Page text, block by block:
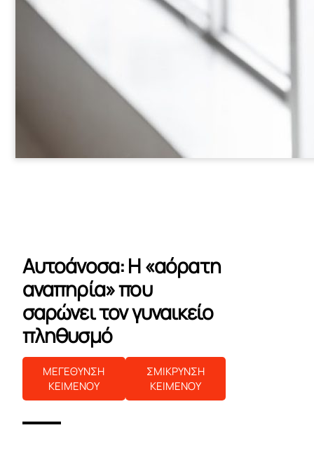
Αυτοάνοσα: Η «αόρατη
αναπηρία» που
σαρώνει τον γυναικείο
πληθυσμό
ΜΕΓΕΘΥΝΣΗ
ΚΕΙΜΕΝΟΥ
ΣΜΙΚΡΥΝΣΗ
ΚΕΙΜΕΝΟΥ